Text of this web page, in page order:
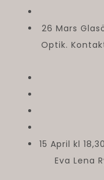
26 Mars
Optik.
15 April kl
Eva Lena